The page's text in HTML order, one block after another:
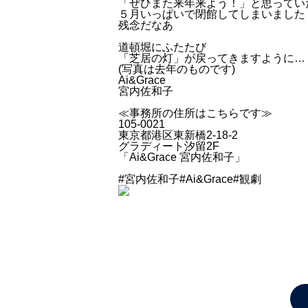
「ぜひまた来年来よう！」と思って
５月いっぱいで閉館してしまいました
残念だなあ
道頓堀にふたたび
「芝居の灯」が戻ってきますように…
(写真は去年のものです)
Ai&Grace
宮内佐和子
≪事務所の住所はこちらです≫
105‐0021
東京都港区東新橋2‐18‐2
グラディート汐留2F
「Ai&Grace 宮内佐和子」
#宮内佐和子#Ai&Grace#観劇